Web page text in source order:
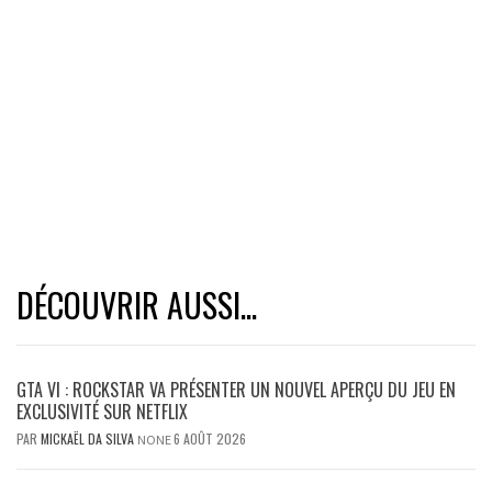
DÉCOUVRIR AUSSI...
GTA VI : ROCKSTAR VA PRÉSENTER UN NOUVEL APERÇU DU JEU EN
EXCLUSIVITÉ SUR NETFLIX
PAR MICKAËL DA SILVA NONE6 AOÛT 2026